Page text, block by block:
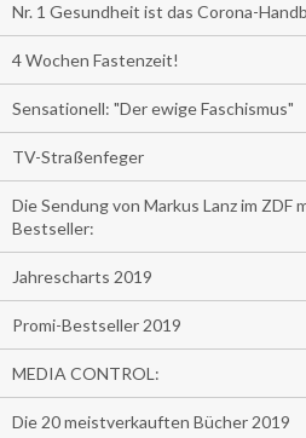
Nr. 1 Gesundheit ist das Corona-
4 Wochen Fastenzeit!
Sensationell: "Der ewige Faschismus"
TV-Straßenfeger
Die Sendung von Markus Lanz im ZDF
Bestseller:
Jahrescharts 2019
Promi-Bestseller 2019
MEDIA CONTROL:
Die 20 meistverkauften Bücher 2019